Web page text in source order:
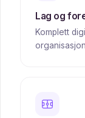
Lag og
Komplett